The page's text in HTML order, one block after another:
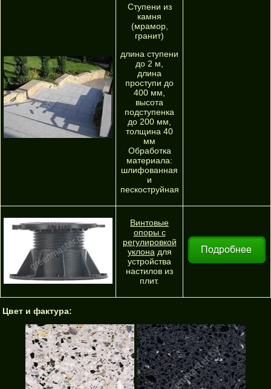
Ступени из
камня
(мрамор,
гранит)
длина ступени
до 2 м,
длина
проступи до
400 мм,
высота
подступенка
до 200 мм,
толщина 40
мм
Обработка
материала:
шлифованная
и
пескоструйная
Винтовые
опоры с
регулировкой
уклона для
устройства
настилов из
плит.
Цвет и фактура: